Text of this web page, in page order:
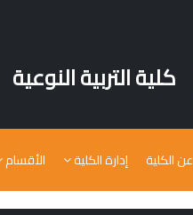
كلية التربية النوعية
عن الكلية إدارة الكلية الأقسام